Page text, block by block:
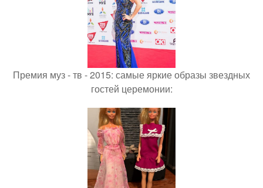
Премия муз - тв - 2015: самые яркие образы звездных
гостей церемонии: